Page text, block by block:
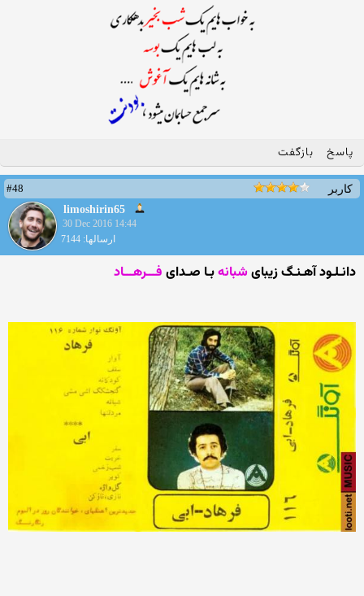
پاسخ بازگفت
کاربر
#48
limoshirin65
30 Dec 2016 14:44
ارسالها: 7144
دانـلـود آهـنـگ زیبایشبانهبـا صـدای فـــرهـــاد